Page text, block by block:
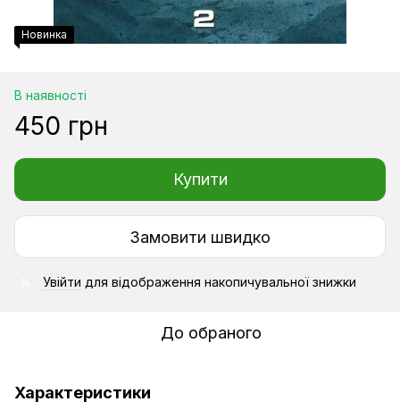
Новинка
В наявності
450 грн
Купити
Замовити швидко
Увійти для відображення накопичувальної знижки
До обраного
Характеристики